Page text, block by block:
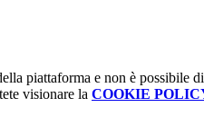
piattaforma e non è possibile
visionare la COOKIE